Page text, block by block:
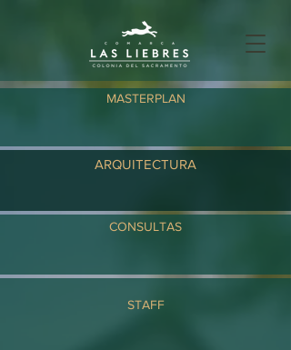
MASTERPLAN
ARQUITECTURA
CONSULTAS
STAFF